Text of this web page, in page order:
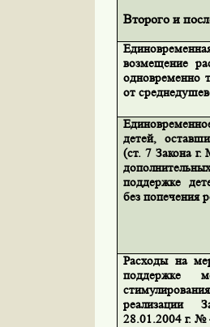
Второго и
возмещение
одновременно
от
детей,
(ст. 7 Закона
поддержке
без попечения
Расходы на
поддержке
реализации
28.01.2004 г.